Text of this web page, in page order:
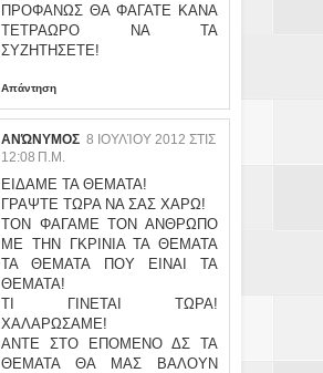
ΠΡΟΦΑΝΩΣ ΘΑ ΦΑΓΑΤΕ ΚΑΝΑ
ΤΕΤΡΑΩΡΟ ΝΑ ΤΑ
ΣΥΖΗΤΗΣΕΤΕ!
Απάντηση
ΑΝΏΝΥΜΟΣ 8 ΙΟΥΛΊΟΥ 2012 ΣΤΙΣ
12:08 Π.Μ.
ΕΙΔΑΜΕ ΤΑ ΘΕΜΑΤΑ!
ΓΡΑΨΤΕ ΤΩΡΑ ΝΑ ΣΑΣ ΧΑΡΩ!
ΤΟΝ ΦΑΓΑΜΕ ΤΟΝ ΑΝΘΡΩΠΟ
ΜΕ ΤΗΝ ΓΚΡΙΝΙΑ ΤΑ ΘΕΜΑΤΑ
ΤΑ ΘΕΜΑΤΑ ΠΟΥ ΕΙΝΑΙ ΤΑ
ΘΕΜΑΤΑ!
ΤΙ ΓΙΝΕΤΑΙ ΤΩΡΑ!
ΧΑΛΑΡΩΣΑΜΕ!
ΑΝΤΕ ΣΤΟ ΕΠΟΜΕΝΟ ΔΣ ΤΑ
ΘΕΜΑΤΑ ΘΑ ΜΑΣ ΒΑΛΟΥΝ